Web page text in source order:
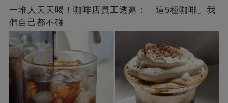
一堆人天天喝！咖啡店員工透露：「這5種咖啡」我
們自己都不碰